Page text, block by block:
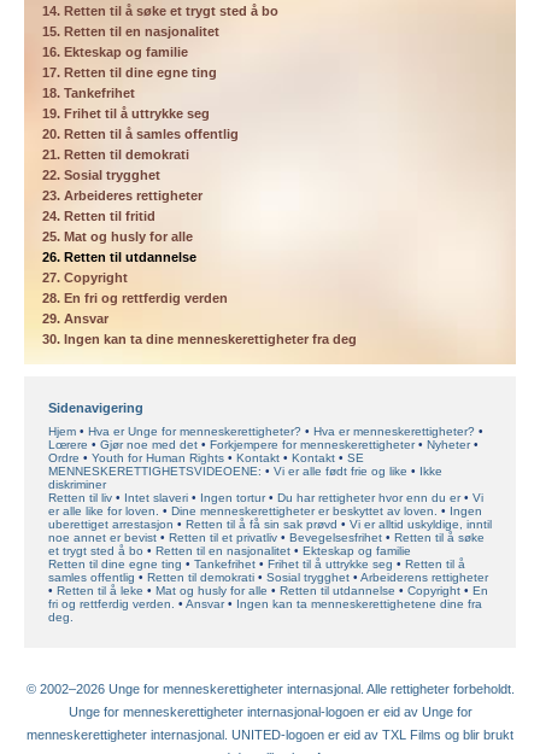
14. Retten til å søke et trygt sted å bo
15. Retten til en nasjonalitet
16. Ekteskap og familie
17. Retten til dine egne ting
18. Tankefrihet
19. Frihet til å uttrykke seg
20. Retten til å samles offentlig
21. Retten til demokrati
22. Sosial trygghet
23. Arbeideres rettigheter
24. Retten til fritid
25. Mat og husly for alle
26. Retten til utdannelse
27. Copyright
28. En fri og rettferdig verden
29. Ansvar
30. Ingen kan ta dine menneskerettigheter fra deg
Sidenavigering
Hjem Hva er Unge for menneskerettigheter?
Hva er menneskerettigheter?
Lœrere
Gjør noe med det Forkjempere for menneskerettigheter
Nyheter
Ordre
Youth for Human Rights Kontakt Kontakt
SE
MENNESKERETTIGHETSVIDEOENE:
Vi er alle født frie og like
Ikke
diskriminer
Retten til liv
Intet slaveri Ingen tortur Du har rettigheter hvor enn du er
Vi
er alle like for loven.
Dine menneskerettigheter er beskyttet av loven.
Ingen
uberettiget arrestasjon
Retten til å få sin sak prøvd
Vi er alltid uskyldige, inntil
noe annet er bevist
Retten til et privatliv Bevegelsesfrihet
Retten til å søke
et trygt sted å bo
Retten til en nasjonalitet
Ekteskap og familie
Retten til dine egne ting
Tankefrihet Frihet til å uttrykke seg
Retten til å
samles offentlig
Retten til demokrati Sosial trygghet
Arbeiderens rettigheter
Retten til å leke
Mat og husly for alle Retten til utdannelse Copyright
En
fri og rettferdig verden.
Ansvar
Ingen kan ta menneskerettighetene dine fra
deg.
© 2002–2026 Unge for menneskerettigheter internasjonal. Alle rettigheter forbeholdt.
Unge for menneskerettigheter internasjonal-logoen er eid av Unge for
menneskerettigheter internasjonal. UNITED-logoen er eid av TXL Films og blir brukt